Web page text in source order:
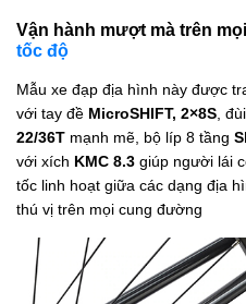
Vận hành mượt mà trên
tốc độ
Mẫu xe đạp địa hình này được
với tay đề MicroSHIFT, 2×8S ,
22/36T mạnh mẽ, bộ líp 8 tầng
với xích KMC 8.3 giúp người lái
tốc linh hoạt giữa các dạng địa
thú vị trên mọi cung đường